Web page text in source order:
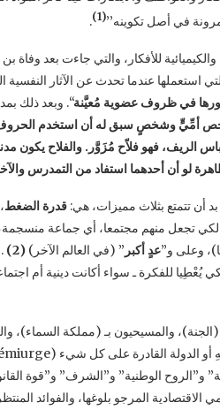
في أصل تكوينه’’(1)
.
للأفكار، والتي جاءت بعد وفاة
استعملها عندما تحدث عن الآثار
دورها في ظروف عضوية مُعيَّنة“. وبعد ذلك
شخص أمِّيٍّ وشخصٍ سبق له أن استخدم
الريف، فهو فلاّح مُزَوَّر. والفلاح يكون
لو أن أحدهما استفاد من التمدرس
أن تتمتع بثلاث مميزات، هي:قدرة الضغط
لكي تجعل منهم مجتمعا، أي جماعة
وعلى و”عدٍ أكبر ” (في العالم الآخر)(2)
يُعْطِيا للفكرة ـ سواء أكانت دينية أم
والمسيحيون بـ (مملكة السماء)،
و”الروح الوطنية” و”الشرف” و”قوة
الاقتصادية المرجو بلوغها، والفوائد